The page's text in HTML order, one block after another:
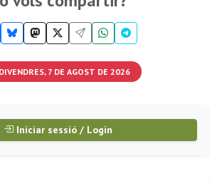
DIVENDRES, 7 DE AGOST DE 2026
Iniciar sessió / Login